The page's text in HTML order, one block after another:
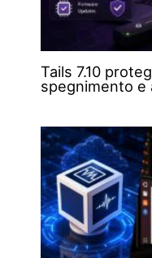
Tails 7.10
spegnimento e